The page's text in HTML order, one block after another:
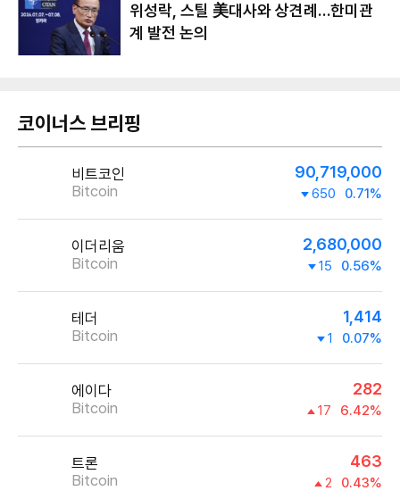
위성락, 스틸 美대사와 상견례…한미관
계 발전 논의
코이너스 브리핑
비트코인
Bitcoin
90,719,000
650 0.71%
이더리움
Bitcoin
2,680,000
15 0.56%
테더
Bitcoin
1,414
1 0.07%
에이다
Bitcoin
282
17 6.42%
트론
Bitcoin
463
2 0.43%